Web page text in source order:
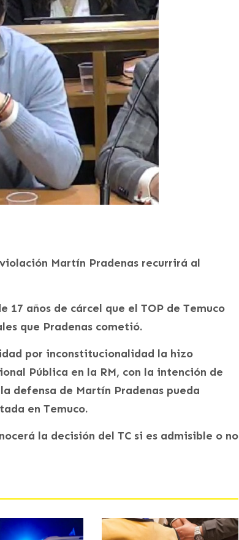
Martín Pradenas recurrirá al
17 años de cárcel que el TOP de Temuco
que Pradenas cometió.
por inconstitucionalidad la hizo
Pública en la RM, con la intención de
defensa de Martín Pradenas pueda
en Temuco.
la decisión del TC si es admisible o no